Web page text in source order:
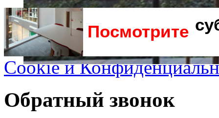
Посмотрите
Cookie и
Обратный звонок